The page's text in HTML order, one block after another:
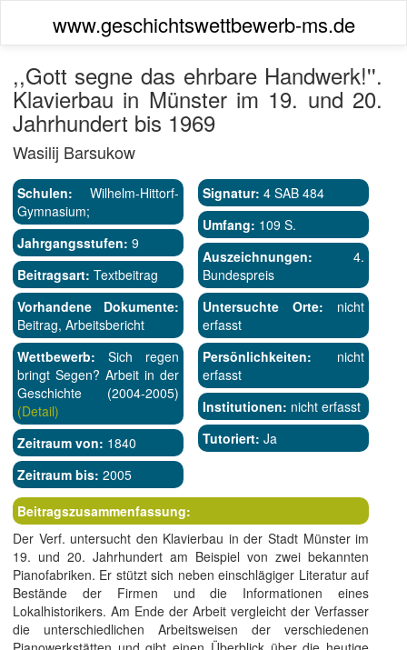
www.geschichtswettbewerb-ms.de
,,Gott segne das ehrbare Handwerk!''.
Klavierbau in Münster im 19. und 20.
Jahrhundert bis 1969
Wasilij Barsukow
Schulen: Wilhelm-Hittorf-
Gymnasium;
Jahrgangsstufen: 9
Beitragsart: Textbeitrag
Vorhandene Dokumente:
Beitrag, Arbeitsbericht
Wettbewerb: Sich regen
bringt Segen? Arbeit in der
Geschichte (2004-2005)
(Detail)
Zeitraum von: 1840
Zeitraum bis: 2005
Signatur: 4 SAB 484
Umfang: 109 S.
Auszeichnungen: 4.
Bundespreis
Untersuchte Orte: nicht
erfasst
Persönlichkeiten: nicht
erfasst
Institutionen: nicht erfasst
Tutoriert: Ja
Beitragszusammenfassung:
Der Verf. untersucht den Klavierbau in der Stadt Münster im
19. und 20. Jahrhundert am Beispiel von zwei bekannten
Pianofabriken. Er stützt sich neben einschlägiger Literatur auf
Bestände der Firmen und die Informationen eines
Lokalhistorikers. Am Ende der Arbeit vergleicht der Verfasser
die unterschiedlichen Arbeitsweisen der verschiedenen